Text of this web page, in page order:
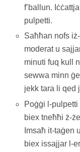
f’ballun.
pulpetti.
Saħħan nofs
moderat u
minuti fuq kull
sewwa minn
jekk tara li qed
Poġġi l-
biex tneħħi ż-
Imsaħ it-taġen
biex issajjar l-